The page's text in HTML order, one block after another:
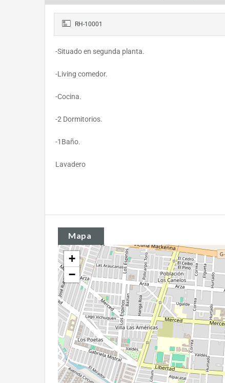
RH-10001
-Situado en segunda planta.
-Living comedor.
-Cocina.
-2 Dormitorios.
-1Baño.
Lavadero
Mapa
+
−